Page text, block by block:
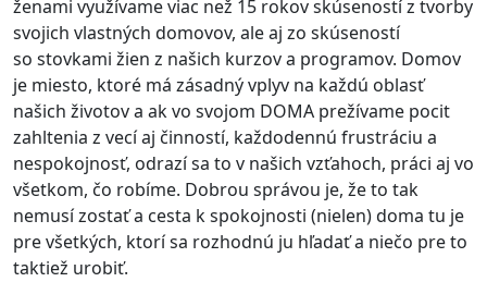
ženami využívame viac než 15 rokov skúseností z tvorby
svojich vlastných domovov, ale aj zo skúseností
so stovkami žien z našich kurzov a programov. Domov
je miesto, ktoré má zásadný vplyv na každú oblasť
našich životov a ak vo svojom DOMA prežívame pocit
zahltenia z vecí aj činností, každodennú frustráciu a
nespokojnosť, odrazí sa to v našich vzťahoch, práci aj vo
všetkom, čo robíme. Dobrou správou je, že to tak
nemusí zostať a cesta k spokojnosti (nielen) doma tu je
pre všetkých, ktorí sa rozhodnú ju hľadať a niečo pre to
taktiež urobiť.